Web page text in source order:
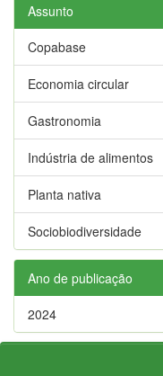
Assunto
Copabase
Economia circular
Gastronomia
Indústria de alimentos
Planta nativa
Sociobiodiversidade
Ano de publicação
2024